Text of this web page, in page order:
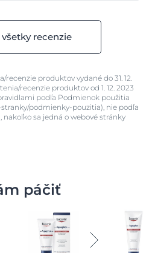
recenzie
produktov vydané do 31. 12.
recenzie produktov od 1. 12. 2023
podľa Podmienok použitia
podmienky-pouzitia), nie podľa
sa jedná o webové stránky
páčiť